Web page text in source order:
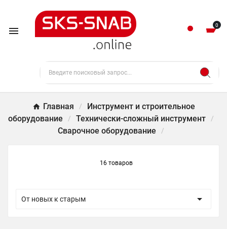
 0
Главная
Инструмент и строительное
оборудование
Технически-сложный инструмент
Сварочное оборудование
16 товаров
От новых к старым 